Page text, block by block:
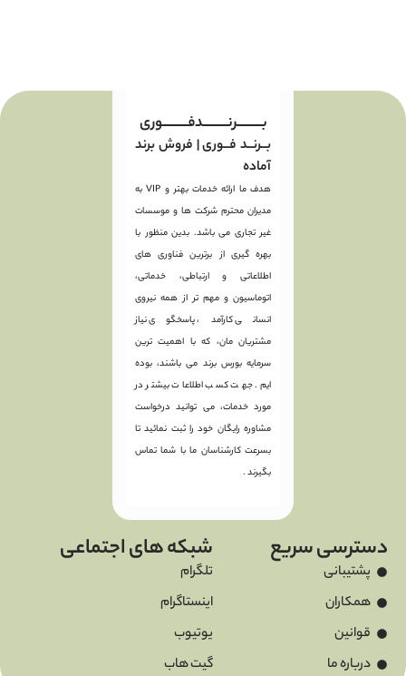
بـــــــــرنـــــــــدفـــــــــوری
بــرنــد فــوری | فروش برند
آماده
هدف ما ارائه خدمات بهتر و VIP به
مدیران محترم شرکت ها و موسسات
غیر تجاری می باشد. بدین منظور با
بهره گیری از برترین فناوری های
اطلاعاتی و ارتباطی، خدماتی،
اتوماسیون و مهم تر از همه نیروی
انسانی کارآمد، پاسخگوی نیاز
مشتریان مان، که با اهمیت ترین
سرمایه بورس برند می باشند، بوده
ایم. جهت کسب اطلاعات بیشتر در
مورد خدمات، می توانید درخواست
مشاوره رایگان خود را ثبت نمائید تا
بسرعت کارشناسان ما با شما تماس
بگیرند .
دسترسی سریع
پشتیبانی
همکاران
قوانین
درباره ما
شبکه های اجتماعی
تلگرام
اینستاگرام
یوتیوب
گیت هاب